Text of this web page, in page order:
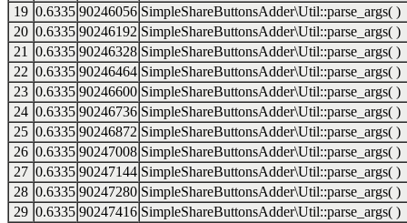
19 0.6335 90246056 SimpleShareButtonsAdder\Util::parse_args( )
20 0.6335 90246192 SimpleShareButtonsAdder\Util::parse_args( )
21
0.6335 90246328 SimpleShareButtonsAdder\Util::parse_args( )
22 0.6335 90246464 SimpleShareButtonsAdder\Util::parse_args( )
23 0.6335 90246600 SimpleShareButtonsAdder\Util::parse_args( )
24 0.6335 90246736 SimpleShareButtonsAdder\Util::parse_args( )
25 0.6335 90246872 SimpleShareButtonsAdder\Util::parse_args( )
26 0.6335 90247008 SimpleShareButtonsAdder\Util::parse_args( )
27 0.6335 90247144 SimpleShareButtonsAdder\Util::parse_args( )
28 0.6335 90247280 SimpleShareButtonsAdder\Util::parse_args( )
29 0.6335 90247416 SimpleShareButtonsAdder\Util::parse_args( )